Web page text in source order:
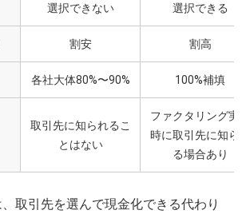
選択できない 選択できる
割安 割高
各社大体80%〜90% 100%補填
取引先に知られるこ
とはない
ファクタリング実
時に取引先に知ら
る場合あり
取引先を選んで現金化できる代わり